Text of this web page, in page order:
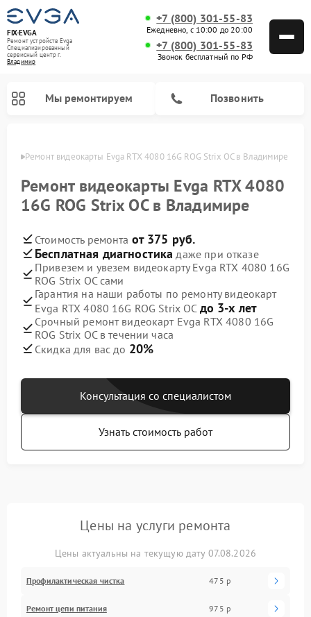
FIX-EVGA
Ремонт устройств Evga
Специализированный
cервисный центр г.
Владимир
+7 (800) 301-55-83
Ежедневно, с 10:00 до 20:00
+7 (800) 301-55-83
Звонок бесплатный по РФ
Мы ремонтируем Позвонить
Ремонт видеокарты Evga RTX 4080 16G ROG Strix OC в Владимире
Ремонт видеокарты Evga RTX 4080
16G ROG Strix OC в Владимире
Стоимость ремонта от 375 руб.
Бесплатная диагностика даже при отказе
Привезем и увезем видеокарту Evga RTX 4080 16G
ROG Strix OC сами
Гарантия на наши работы по ремонту видеокарт
Evga RTX 4080 16G ROG Strix OC до 3-х лет
Срочный ремонт видеокарт Evga RTX 4080 16G
ROG Strix OC в течении часа
Скидка для вас до 20%
Консультация со специалистом
Узнать стоимость работ
Цены на услуги ремонта
Цены актуальны на текущую дату 07.08.2026
Профилактическая чистка 475 р
Ремонт цепи питания 975 р